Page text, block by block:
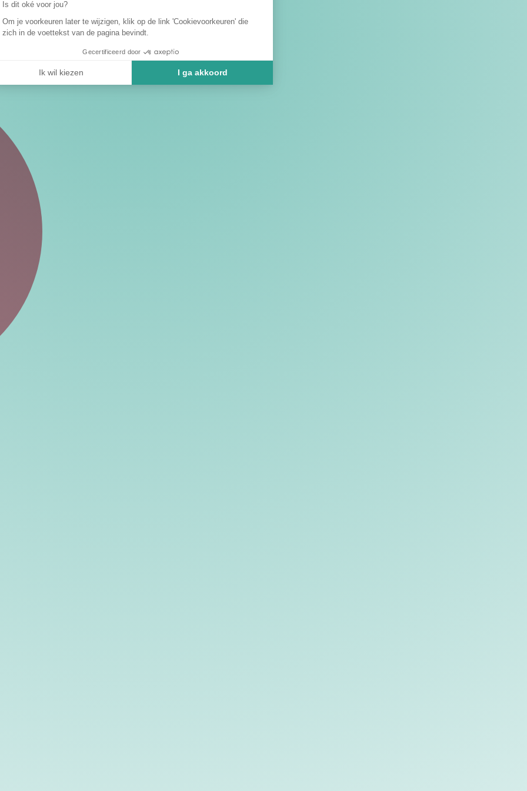
Is dit oké voor jou?
Om je voorkeuren later te wijzigen, klik op de link 'Cookievoorkeuren' die
zich in de voettekst van de pagina bevindt.
Gecertificeerd door
Ik wil kiezen I ga akkoord